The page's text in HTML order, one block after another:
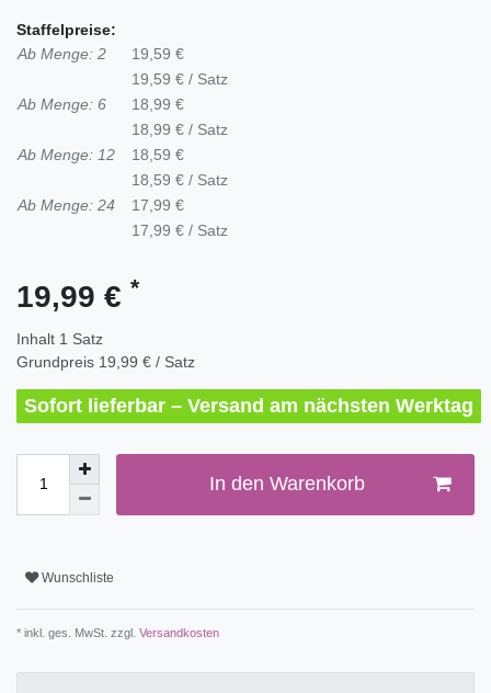
Staffelpreise:
Ab Menge: 2
19,59 €
19,59 € / Satz
Ab Menge: 6
18,99 €
18,99 € / Satz
Ab Menge: 12
18,59 €
18,59 € / Satz
Ab Menge: 24
17,99 €
17,99 € / Satz
19,99 € *
Inhalt 1 Satz
Grundpreis 19,99 € / Satz
Sofort lieferbar – Versand am nächsten Werktag
In den Warenkorb
Wunschliste
* inkl. ges. MwSt. zzgl. Versandkosten